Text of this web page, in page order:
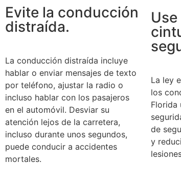
Evite la conducción
distraída.
La conducción distraída incluye
hablar o enviar mensajes de texto
por teléfono, ajustar la radio o
incluso hablar con los pasajeros
en el automóvil. Desviar su
atención lejos de la carretera,
incluso durante unos segundos,
puede conducir a accidentes
mortales.
La ley
los
Florida
de
y